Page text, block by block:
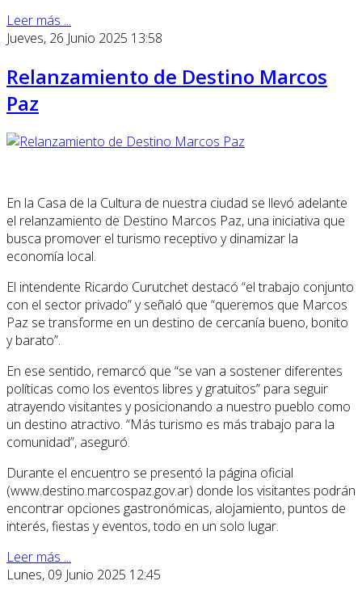
Leer más ...
Jueves, 26 Junio 2025 13:58
Relanzamiento de Destino Marcos
Paz
En la Casa de la Cultura de nuestra ciudad se llevó adelante
el relanzamiento de Destino Marcos Paz, una iniciativa que
busca promover el turismo receptivo y dinamizar la
economía local.
El intendente Ricardo Curutchet destacó “el trabajo conjunto
con el sector privado” y señaló que “queremos que Marcos
Paz se transforme en un destino de cercanía bueno, bonito
y barato”.
En ese sentido, remarcó que “se van a sostener diferentes
políticas como los eventos libres y gratuitos” para seguir
atrayendo visitantes y posicionando a nuestro pueblo como
un destino atractivo. “Más turismo es más trabajo para la
comunidad”, aseguró.
Durante el encuentro se presentó la página oficial
(www.destino.marcospaz.gov.ar) donde los visitantes podrán
encontrar opciones gastronómicas, alojamiento, puntos de
interés, fiestas y eventos, todo en un solo lugar.
Leer más ...
Lunes, 09 Junio 2025 12:45